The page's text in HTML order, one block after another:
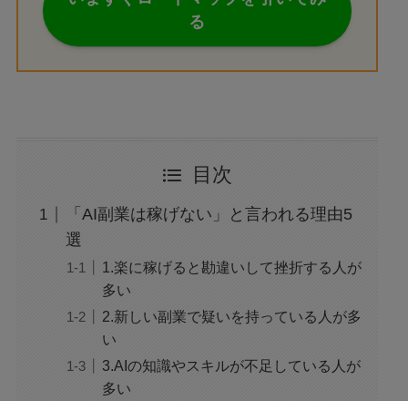
る
目次
「AI副業は稼げない」と言われる理由5
選
1.楽に稼げると勘違いして挫折する人が
多い
2.新しい副業で疑いを持っている人が多
い
3.AIの知識やスキルが不足している人が
多い